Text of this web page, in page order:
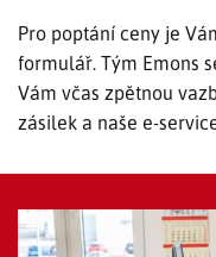
SLEDOVÁNÍ ZÁSILKY
POPTÁVKA
Pro poptání ceny je
formulář. Tým Emons
Vám včas zpětnou
zásilek a naše e-